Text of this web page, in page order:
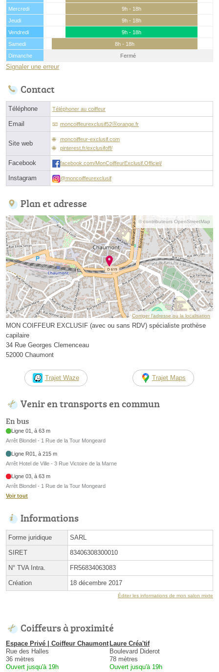
Mercredi
9h - 18h
Jeudi
9h - 18h
Vendredi
9h - 18h
Samedi
8h - 18h
Dimanche
Fermé
Signaler une erreur
Contact
Téléphone Téléphoner au coiffeur
Email moncoiffeurexclusif52ⓐorange.fr
Site web
moncoiffeur-exclusif.com
pinterest.fr/exclusifoff/
Facebook facebook.com/MonCoiffeurExclusif.Officiel/
Instagram @moncoiffeurexclusif
Plan et adresse
© contributeurs OpenStreetMap
Corriger l’adresse ou la localisation
MON COIFFEUR EXCLUSIF (avec ou sans RDV) spécialiste prothèse
capilaire
34 Rue Georges Clemenceau
52000 Chaumont
Trajet Waze Trajet Maps
Venir en transports en commun
En bus
Ligne 01, à 63 m
Arrêt Blondel - 1 Rue de la Tour Mongeard
Ligne R01, à 215 m
Arrêt Hotel de Ville - 3 Rue Victoire de la Marne
Ligne 03, à 63 m
Arrêt Blondel - 1 Rue de la Tour Mongeard
Voir tout
Informations
Forme juridique SARL
SIRET 83406308300010
N° TVA Intra. FR56834063083
Création 18 décembre 2017
Éditer les informations de mon salon mixte
Coiffeurs à proximité
Espace Privé | Coiffeur Chaumont
Rue des Halles
36 mètres
Ouvert jusqu'à 19h
Laure Créa'tif
Boulevard Diderot
78 mètres
Ouvert jusqu'à 19h